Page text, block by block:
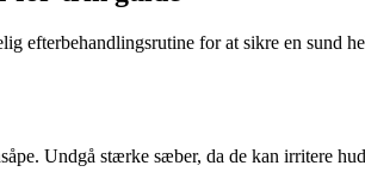
efterbehandlingsrutine for at sikre en
Undgå stærke sæber, da de kan irritere